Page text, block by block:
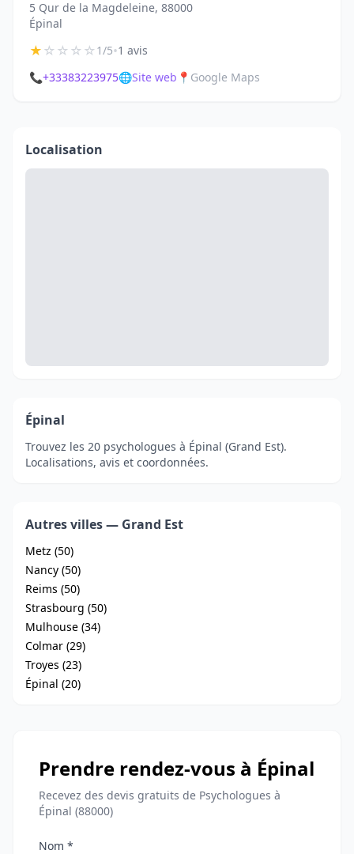
5 Qur de la Magdeleine, 88000
Épinal
★☆☆☆☆1/5•1 avis
📞+33383223975🌐Site web 📍 Google Maps
Localisation
Épinal
Trouvez les 20 psychologues à Épinal (Grand Est).
Localisations, avis et coordonnées.
Autres villes — Grand Est
Metz (50)
Nancy (50)
Reims (50)
Strasbourg (50)
Mulhouse (34)
Colmar (29)
Troyes (23)
Épinal (20)
Prendre rendez-vous à Épinal
Recevez des devis gratuits de Psychologues à
Épinal (88000)
Nom *